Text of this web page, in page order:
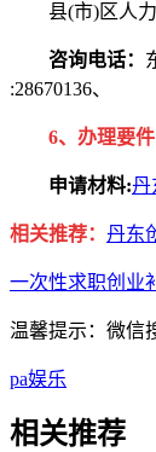
县(市)区人力
咨询电话：
:28670136、
6、办理要件
申请材料:丹
相关推荐： 丹东
一次性求职创业
温馨提示：微信
pa娱乐
相关推荐